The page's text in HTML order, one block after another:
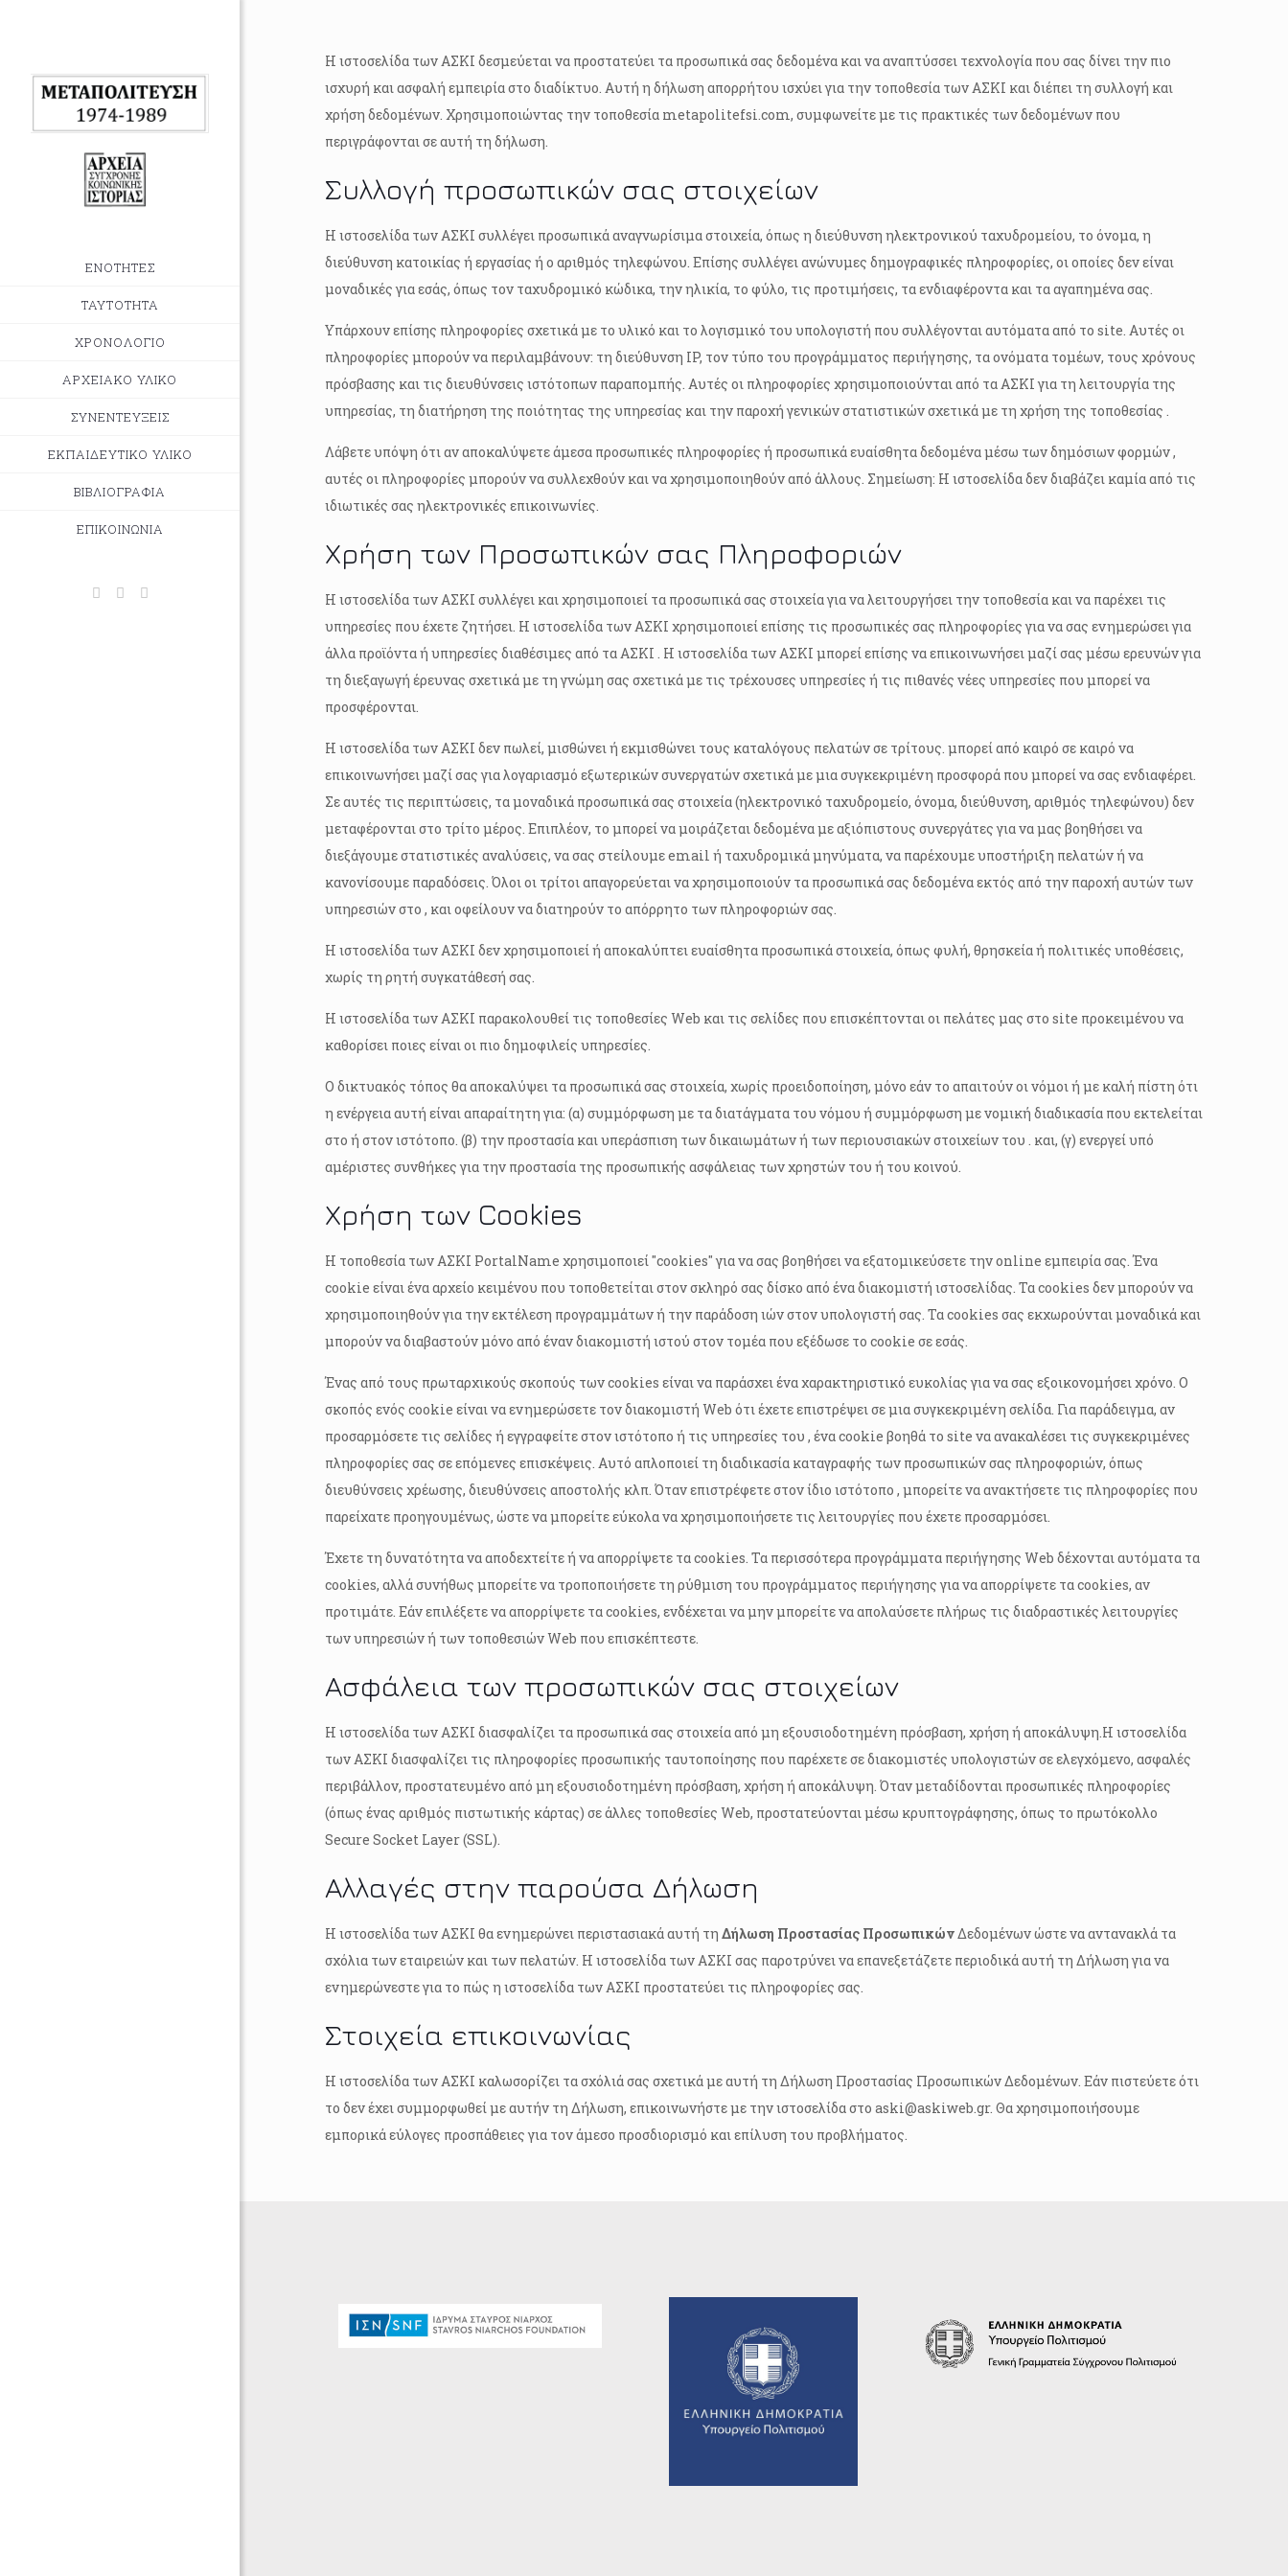
ΕΝΟΤΗΤΕΣ
ΤΑΥΤΟΤΗΤΑ
ΧΡΟΝΟΛΟΓΙΟ
ΑΡΧΕΙΑΚΟ ΥΛΙΚΟ
ΣΥΝΕΝΤΕΥΞΕΙΣ
ΕΚΠΑΙΔΕΥΤΙΚΟ ΥΛΙΚΟ
ΒΙΒΛΙΟΓΡΑΦΙΑ
ΕΠΙΚΟΙΝΩΝΙΑ
Η ιστοσελίδα των ΑΣΚΙ δεσμεύεται να προστατεύει τα προσωπικά σας δεδομένα και να αναπτύσσει τεχνολογία που σας δίνει την πιο
ισχυρή και ασφαλή εμπειρία στο διαδίκτυο. Αυτή η δήλωση απορρήτου ισχύει για την τοποθεσία των ΑΣΚΙ και διέπει τη συλλογή και
χρήση δεδομένων. Χρησιμοποιώντας την τοποθεσία metapolitefsi.com, συμφωνείτε με τις πρακτικές των δεδομένων που
περιγράφονται σε αυτή τη δήλωση.
Συλλογή προσωπικών σας στοιχείων
Η ιστοσελίδα των ΑΣΚΙ συλλέγει προσωπικά αναγνωρίσιμα στοιχεία, όπως η διεύθυνση ηλεκτρονικού ταχυδρομείου, το όνομα, η
διεύθυνση κατοικίας ή εργασίας ή ο αριθμός τηλεφώνου. Eπίσης συλλέγει ανώνυμες δημογραφικές πληροφορίες, οι οποίες δεν είναι
μοναδικές για εσάς, όπως τον ταχυδρομικό κώδικα, την ηλικία, το φύλο, τις προτιμήσεις, τα ενδιαφέροντα και τα αγαπημένα σας.
Υπάρχουν επίσης πληροφορίες σχετικά με το υλικό και το λογισμικό του υπολογιστή που συλλέγονται αυτόματα από το site. Αυτές οι
πληροφορίες μπορούν να περιλαμβάνουν: τη διεύθυνση IP, τον τύπο του προγράμματος περιήγησης, τα ονόματα τομέων, τους χρόνους
πρόσβασης και τις διευθύνσεις ιστότοπων παραπομπής. Αυτές οι πληροφορίες χρησιμοποιούνται από τα ΑΣΚΙ για τη λειτουργία της
υπηρεσίας, τη διατήρηση της ποιότητας της υπηρεσίας και την παροχή γενικών στατιστικών σχετικά με τη χρήση της τοποθεσίας .
Λάβετε υπόψη ότι αν αποκαλύψετε άμεσα προσωπικές πληροφορίες ή προσωπικά ευαίσθητα δεδομένα μέσω των δημόσιων φορμών ,
αυτές οι πληροφορίες μπορούν να συλλεχθούν και να χρησιμοποιηθούν από άλλους. Σημείωση: Η ιστοσελίδα δεν διαβάζει καμία από τις
ιδιωτικές σας ηλεκτρονικές επικοινωνίες.
Χρήση των Προσωπικών σας Πληροφοριών
Η ιστοσελίδα των ΑΣΚΙ συλλέγει και χρησιμοποιεί τα προσωπικά σας στοιχεία για να λειτουργήσει την τοποθεσία και να παρέχει τις
υπηρεσίες που έχετε ζητήσει. Η ιστοσελίδα των ΑΣΚΙ χρησιμοποιεί επίσης τις προσωπικές σας πληροφορίες για να σας ενημερώσει για
άλλα προϊόντα ή υπηρεσίες διαθέσιμες από τα ΑΣΚΙ . Η ιστοσελίδα των ΑΣΚΙ μπορεί επίσης να επικοινωνήσει μαζί σας μέσω ερευνών για
τη διεξαγωγή έρευνας σχετικά με τη γνώμη σας σχετικά με τις τρέχουσες υπηρεσίες ή τις πιθανές νέες υπηρεσίες που μπορεί να
προσφέρονται.
Η ιστοσελίδα των ΑΣΚΙ δεν πωλεί, μισθώνει ή εκμισθώνει τους καταλόγους πελατών σε τρίτους. μπορεί από καιρό σε καιρό να
επικοινωνήσει μαζί σας για λογαριασμό εξωτερικών συνεργατών σχετικά με μια συγκεκριμένη προσφορά που μπορεί να σας ενδιαφέρει.
Σε αυτές τις περιπτώσεις, τα μοναδικά προσωπικά σας στοιχεία (ηλεκτρονικό ταχυδρομείο, όνομα, διεύθυνση, αριθμός τηλεφώνου) δεν
μεταφέρονται στο τρίτο μέρος. Επιπλέον, το μπορεί να μοιράζεται δεδομένα με αξιόπιστους συνεργάτες για να μας βοηθήσει να
διεξάγουμε στατιστικές αναλύσεις, να σας στείλουμε email ή ταχυδρομικά μηνύματα, να παρέχουμε υποστήριξη πελατών ή να
κανονίσουμε παραδόσεις. Όλοι οι τρίτοι απαγορεύεται να χρησιμοποιούν τα προσωπικά σας δεδομένα εκτός από την παροχή αυτών των
υπηρεσιών στο , και οφείλουν να διατηρούν το απόρρητο των πληροφοριών σας.
Η ιστοσελίδα των ΑΣΚΙ δεν χρησιμοποιεί ή αποκαλύπτει ευαίσθητα προσωπικά στοιχεία, όπως φυλή, θρησκεία ή πολιτικές υποθέσεις,
χωρίς τη ρητή συγκατάθεσή σας.
Η ιστοσελίδα των ΑΣΚΙ παρακολουθεί τις τοποθεσίες Web και τις σελίδες που επισκέπτονται οι πελάτες μας στο site προκειμένου να
καθορίσει ποιες είναι οι πιο δημοφιλείς υπηρεσίες.
Ο δικτυακός τόπος θα αποκαλύψει τα προσωπικά σας στοιχεία, χωρίς προειδοποίηση, μόνο εάν το απαιτούν οι νόμοι ή με καλή πίστη ότι
η ενέργεια αυτή είναι απαραίτητη για: (α) συμμόρφωση με τα διατάγματα του νόμου ή συμμόρφωση με νομική διαδικασία που εκτελείται
στο ή στον ιστότοπο. (β) την προστασία και υπεράσπιση των δικαιωμάτων ή των περιουσιακών στοιχείων του . και, (γ) ενεργεί υπό
αμέριστες συνθήκες για την προστασία της προσωπικής ασφάλειας των χρηστών του ή του κοινού.
Χρήση των Cookies
Η τοποθεσία των ΑΣΚΙ PortalName χρησιμοποιεί "cookies" για να σας βοηθήσει να εξατομικεύσετε την online εμπειρία σας. Ένα
cookie είναι ένα αρχείο κειμένου που τοποθετείται στον σκληρό σας δίσκο από ένα διακομιστή ιστοσελίδας. Τα cookies δεν μπορούν να
χρησιμοποιηθούν για την εκτέλεση προγραμμάτων ή την παράδοση ιών στον υπολογιστή σας. Τα cookies σας εκχωρούνται μοναδικά και
μπορούν να διαβαστούν μόνο από έναν διακομιστή ιστού στον τομέα που εξέδωσε το cookie σε εσάς.
Ένας από τους πρωταρχικούς σκοπούς των cookies είναι να παράσχει ένα χαρακτηριστικό ευκολίας για να σας εξοικονομήσει χρόνο. Ο
σκοπός ενός cookie είναι να ενημερώσετε τον διακομιστή Web ότι έχετε επιστρέψει σε μια συγκεκριμένη σελίδα. Για παράδειγμα, αν
προσαρμόσετε τις σελίδες ή εγγραφείτε στον ιστότοπο ή τις υπηρεσίες του , ένα cookie βοηθά το site να ανακαλέσει τις συγκεκριμένες
πληροφορίες σας σε επόμενες επισκέψεις. Αυτό απλοποιεί τη διαδικασία καταγραφής των προσωπικών σας πληροφοριών, όπως
διευθύνσεις χρέωσης, διευθύνσεις αποστολής κλπ. Όταν επιστρέφετε στον ίδιο ιστότοπο , μπορείτε να ανακτήσετε τις πληροφορίες που
παρείχατε προηγουμένως, ώστε να μπορείτε εύκολα να χρησιμοποιήσετε τις λειτουργίες που έχετε προσαρμόσει.
Έχετε τη δυνατότητα να αποδεχτείτε ή να απορρίψετε τα cookies. Τα περισσότερα προγράμματα περιήγησης Web δέχονται αυτόματα τα
cookies, αλλά συνήθως μπορείτε να τροποποιήσετε τη ρύθμιση του προγράμματος περιήγησης για να απορρίψετε τα cookies, αν
προτιμάτε. Εάν επιλέξετε να απορρίψετε τα cookies, ενδέχεται να μην μπορείτε να απολαύσετε πλήρως τις διαδραστικές λειτουργίες
των υπηρεσιών ή των τοποθεσιών Web που επισκέπτεστε.
Ασφάλεια των προσωπικών σας στοιχείων
Η ιστοσελίδα των ΑΣΚΙ διασφαλίζει τα προσωπικά σας στοιχεία από μη εξουσιοδοτημένη πρόσβαση, χρήση ή αποκάλυψη.Η ιστοσελίδα
των ΑΣΚΙ διασφαλίζει τις πληροφορίες προσωπικής ταυτοποίησης που παρέχετε σε διακομιστές υπολογιστών σε ελεγχόμενο, ασφαλές
περιβάλλον, προστατευμένο από μη εξουσιοδοτημένη πρόσβαση, χρήση ή αποκάλυψη. Όταν μεταδίδονται προσωπικές πληροφορίες
(όπως ένας αριθμός πιστωτικής κάρτας) σε άλλες τοποθεσίες Web, προστατεύονται μέσω κρυπτογράφησης, όπως το πρωτόκολλο
Secure Socket Layer (SSL).
Αλλαγές στην παρούσα Δήλωση
Η ιστοσελίδα των ΑΣΚΙ θα ενημερώνει περιστασιακά αυτή τη Δήλωση Προστασίας ΠροσωπικώνΔεδομένων ώστε να αντανακλά τα
σχόλια των εταιρειών και των πελατών. Η ιστοσελίδα των ΑΣΚΙ σας παροτρύνει να επανεξετάζετε περιοδικά αυτή τη Δήλωση για να
ενημερώνεστε για το πώς η ιστοσελίδα των ΑΣΚΙ προστατεύει τις πληροφορίες σας.
Στοιχεία επικοινωνίας
Η ιστοσελίδα των ΑΣΚΙ καλωσορίζει τα σχόλιά σας σχετικά με αυτή τη Δήλωση Προστασίας Προσωπικών Δεδομένων. Εάν πιστεύετε ότι
το δεν έχει συμμορφωθεί με αυτήν τη Δήλωση, επικοινωνήστε με την ιστοσελίδα στο aski@askiweb.gr. Θα χρησιμοποιήσουμε
εμπορικά εύλογες προσπάθειες για τον άμεσο προσδιορισμό και επίλυση του προβλήματος.